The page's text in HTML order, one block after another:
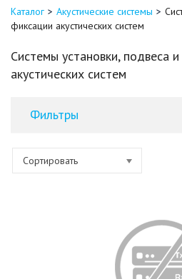
Каталог Акустические системы
фиксации акустических систем
Системы установки, подвеса
акустических систем
Фильтры
Сортировать